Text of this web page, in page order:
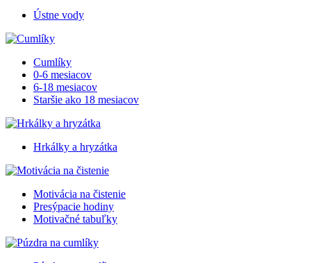
Ústne vody
Cumlíky
0-6 mesiacov
6-18 mesiacov
Staršie ako 18 mesiacov
Hrkálky a hryzátka
Motivácia na čistenie
Presýpacie hodiny
Motivačné tabuľky